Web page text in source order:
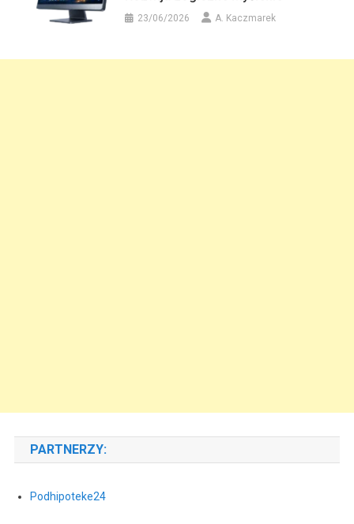
23/06/2026 A. Kaczmarek
PARTNERZY:
Podhipoteke24